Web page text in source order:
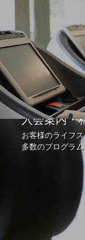
入会案内・
お客様のライフ
多数のプログラ